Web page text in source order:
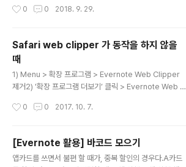
0 0 2018. 9. 29.
Safari web clipper 가 동작을 하지 않을
때
1) Menu > 확장 프로그램 > Evernote Web Clipper
제거2) '확장 프로그램 더보기’ 클릭 > Evernote Web C
0 0 2017. 10. 7.
[Evernote 활용] 바코드 모으기
앱카드를 쓰면서 불편 할 때가, 중복 할인의 경우다.A카드